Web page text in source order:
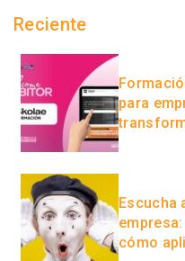
Reciente
para
Escucha
cómo